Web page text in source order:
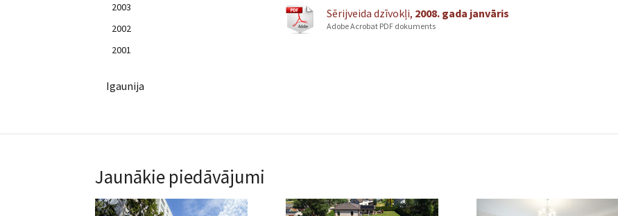
2003
2002
2001
Igaunija
Sērijveida dzīvokļi, 2008. gada janvāris
Adobe Acrobat PDF dokuments
Jaunākie piedāvājumi